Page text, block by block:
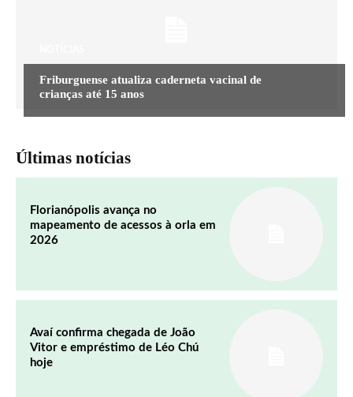
Friburguense atualiza caderneta vacinal de
crianças até 15 anos
Últimas notícias
Florianópolis avança no
mapeamento de acessos à orla em
2026
Avaí confirma chegada de João
Vitor e empréstimo de Léo Chú
hoje